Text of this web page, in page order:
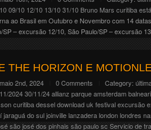
09/10 12/10 13/1031/10 Bruno Mars curitiba
ao Brasil em Outubro e Novembro com 14
SP – excursão 12/10, São Paulo/SP – excursão
THE HORIZON E
maio 2nd, 2024 0 Comments Category:
202430/11/24allianz parqueamsterdam
curitibadesseldownload uk festivalexcursão
jaraguá do suljoinvillelanzaderalondonlondres
são josé dos pinhais são pauloscServicio de